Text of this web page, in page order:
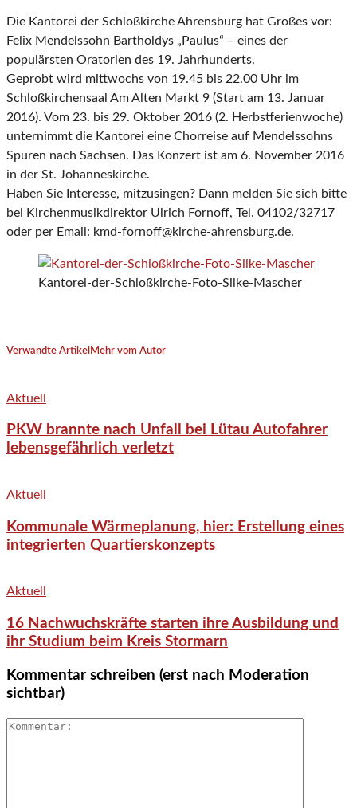
Die Kantorei der Schloßkirche Ahrensburg hat Großes vor:
Felix Mendelssohn Bartholdys „Paulus“ – eines der
populärsten Oratorien des 19. Jahrhunderts.
Geprobt wird mittwochs von 19.45 bis 22.00 Uhr im
Schloßkirchensaal Am Alten Markt 9 (Start am 13. Januar
2016). Vom 23. bis 29. Oktober 2016 (2. Herbstferienwoche)
unternimmt die Kantorei eine Chorreise auf Mendelssohns
Spuren nach Sachsen. Das Konzert ist am 6. November 2016
in der St. Johanneskirche.
Haben Sie Interesse, mitzusingen? Dann melden Sie sich bitte
bei Kirchenmusikdirektor Ulrich Fornoff, Tel. 04102/32717
oder per Email: kmd-fornoff@kirche-ahrensburg.de.
Kantorei-der-Schloßkirche-Foto-Silke-Mascher
Verwandte Artikel Mehr vom Autor
Aktuell
PKW brannte nach Unfall bei Lütau Autofahrer
lebensgefährlich verletzt
Aktuell
Kommunale Wärmeplanung, hier: Erstellung eines
integrierten Quartierskonzepts
Aktuell
16 Nachwuchskräfte starten ihre Ausbildung und
ihr Studium beim Kreis Stormarn
Kommentar schreiben (erst nach Moderation
sichtbar)